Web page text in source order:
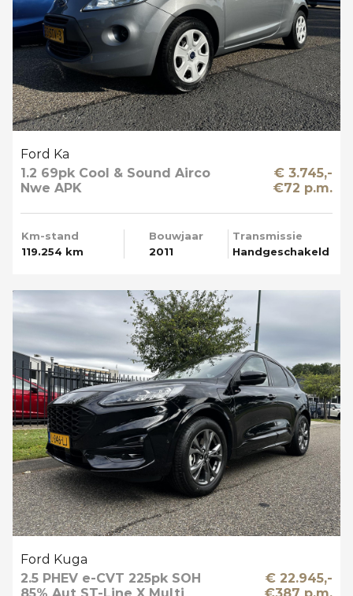
Ford Ka
1.2 69pk Cool & Sound Airco
Nwe APK
€ 3.745,-
€72 p.m.
Km-stand
119.254 km
Bouwjaar
2011
Transmissie
Handgeschakeld
Ford Kuga
2.5 PHEV e-CVT 225pk SOH
€ 22.945,-